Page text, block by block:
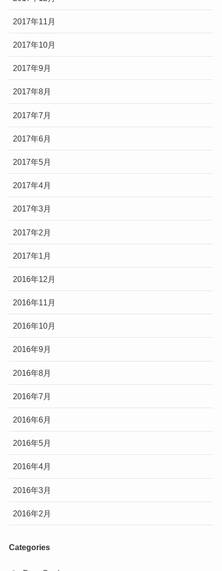
2017年11月
2017年10月
2017年9月
2017年8月
2017年7月
2017年6月
2017年5月
2017年4月
2017年3月
2017年2月
2017年1月
2016年12月
2016年11月
2016年10月
2016年9月
2016年8月
2016年7月
2016年6月
2016年5月
2016年4月
2016年3月
2016年2月
Categories